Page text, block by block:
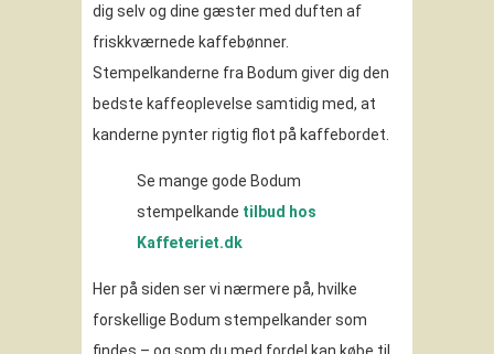
dig selv og dine gæster med duften af
friskkværnede kaffebønner.
Stempelkanderne fra Bodum giver dig den
bedste kaffeoplevelse samtidig med, at
kanderne pynter rigtig flot på kaffebordet.
Se mange gode Bodum
stempelkande tilbud hos
Kaffeteriet.dk
Her på siden ser vi nærmere på, hvilke
forskellige Bodum stempelkander som